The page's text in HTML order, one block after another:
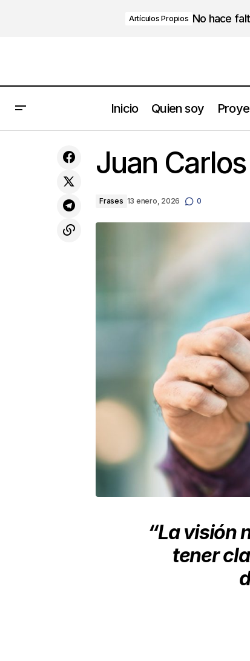
Artículos Propios No hace
Inicio Quien soy
Decidir hacerlo no implica hacerlo…
Juan
Frases 13 enero, 2026 0
“La visión
tener